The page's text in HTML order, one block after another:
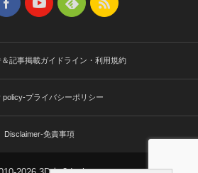
記事掲載ガイドライン・利用規約
policy-プライバシーポリシー
Disclaimer-免責事項